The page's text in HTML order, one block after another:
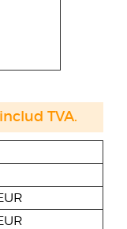
TVA.